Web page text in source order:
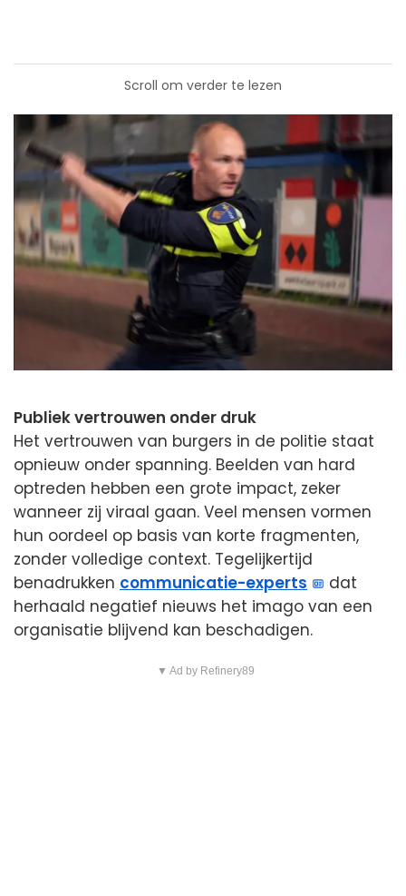
Scroll om verder te lezen
Publiek vertrouwen onder druk
Het vertrouwen van burgers in de politie staat
opnieuw onder spanning. Beelden van hard
optreden hebben een grote impact, zeker
wanneer zij viraal gaan. Veel mensen vormen
hun oordeel op basis van korte fragmenten,
zonder volledige context. Tegelijkertijd
benadrukken communicatie-experts
dat
herhaald negatief nieuws het imago van een
organisatie blijvend kan beschadigen.
▼ Ad by Refinery89